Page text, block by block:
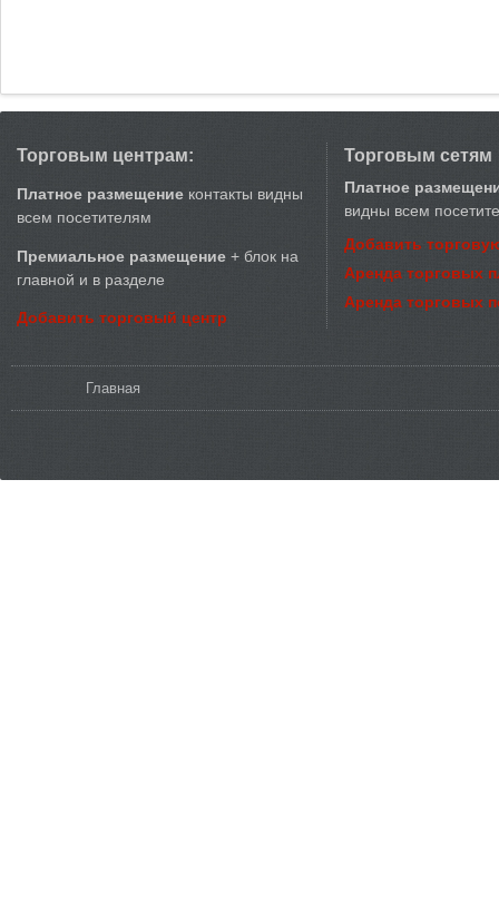
Торговым центрам:
Платное размещение контакты видны
всем посетителям
Премиальное размещение + блок на
главной и в разделе
Добавить торговый центр
Торговым сетям
Платное
видны всем
Добавить
Аренда торговых
Аренда торговых
Главная